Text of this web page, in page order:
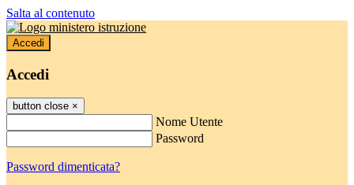
Salta al contenuto
Accedi
Accedi
button close ×
Nome Utente
Password
Password dimenticata?